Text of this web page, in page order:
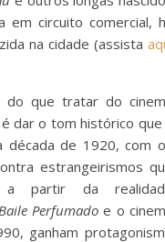
em circuito comercial,
na cidade (assista
do que tratar do
dar o tom histórico que
década de 1920, com
estrangeirismos
a partir da
Perfumadoe o
ganham